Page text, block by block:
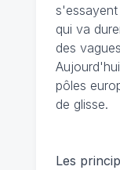
qui va
des
pôles
de glisse.
Les